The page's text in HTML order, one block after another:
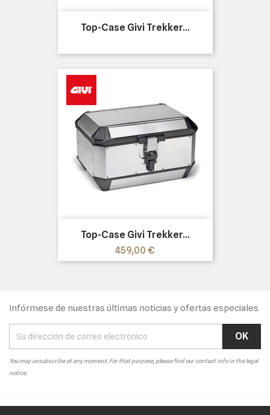
Top-Case Givi Trekker...
Top-Case Givi Trekker...
Precio
459,00 €
Infórmese de nuestras últimas noticias y ofertas especiales
You may unsubscribe at any moment. For that purpose, please find our contact info in the legal
notice.